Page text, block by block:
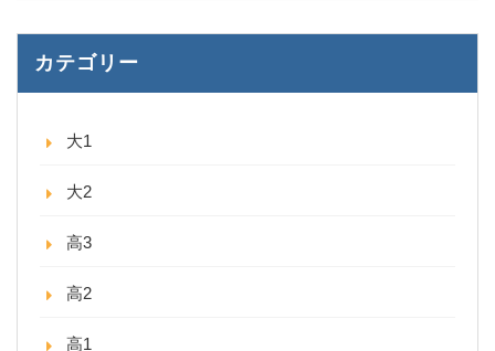
カテゴリー
大1
大2
高3
高2
高1